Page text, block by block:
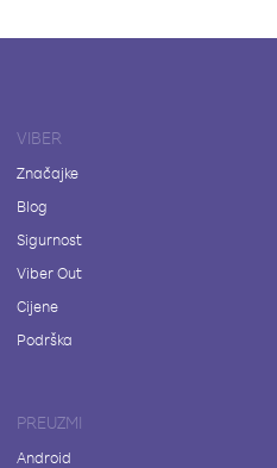
VIBER
Značajke
Blog
Sigurnost
Viber Out
Cijene
Podrška
PREUZMI
Android